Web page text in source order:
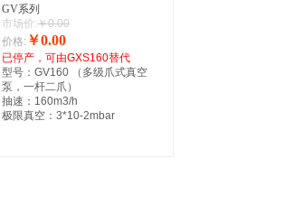
GV系列
市场价:￥0.00
价格: ￥0.00
已停产，可由GXS160替代
型号：GV160 （多级爪式真空
泵，一杆二爪）
抽速：160m3/h
极限真空：3*10-2mbar